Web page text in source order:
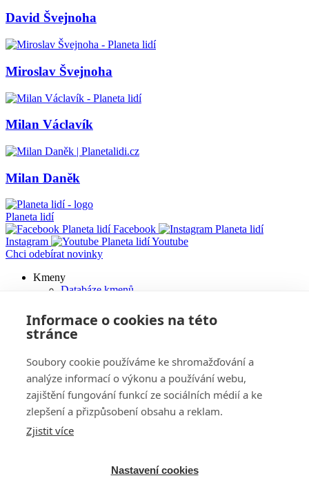
David Švejnoha
Miroslav Švejnoha
Milan Václavík
Milan Daněk
Planeta lidí
Facebook
Instagram
Youtube
Chci odebírat novinky
navigation
Kmeny
Databáze kmenů
Videa
Tradice a festivaly
Literatura
Kmenové umění
Artefakty v prodeji
Archiv artefaktů
Obchodní podmínky
Pořádáme
Přednášky
Informace o cookies na této
stránce
Soubory cookie používáme ke shromažďování a
analýze informací o výkonu a používání webu,
zajištění fungování funkcí ze sociálních médií a ke
zlepšení a přizpůsobení obsahu a reklam.
Zjistit více
Nastavení cookies